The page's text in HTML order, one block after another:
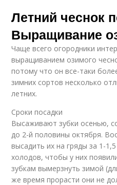
Летний чеснок
Выращивание
Чаще всего огородники
выращиванием озимого
потому что он все-таки
зимних сортов несколько
летних.
Сроки посадки
Высаживают зубки осенью,
до 2-й половины октября.
высадить их на гряды за 1-
холодов, чтобы у них
зубкам вымерзнуть зимой
же время прорасти они не